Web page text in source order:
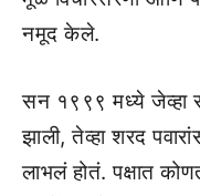
नमूद केले.
सन १९९९ मध्ये जेव्हा
झाली, तेव्हा शरद
लाभलं होतं. पक्षात